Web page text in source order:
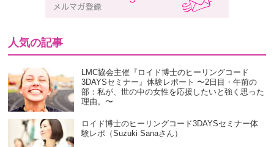
人気の記事
LMC協会主催『ロイド博士のヒーリングコード
3DAYSセミナー』体験レポート 〜2日目・午前の
部：私が、世の中の女性を応援したいと強く思った
理由。〜
ロイド博士のヒーリングコード3DAYSセミナー体
験レポ（Suzuki Sanaさん）